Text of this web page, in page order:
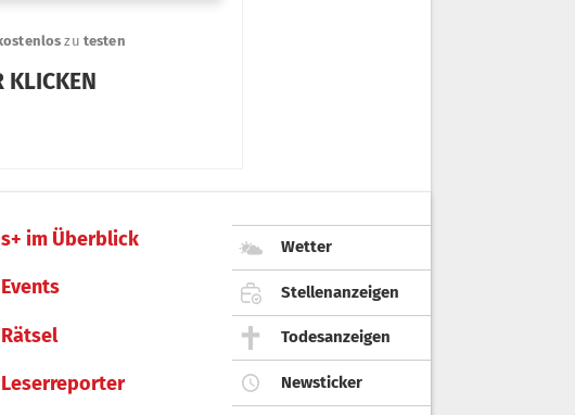
s+ im Überblick
Events
Rätsel
Leserreporter
Wetter
Stellenanzeigen
Todesanzeigen
Newsticker